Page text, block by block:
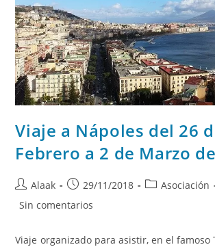
Viaje a Nápoles del 26
Febrero a 2 de Marzo
Alaak 29/11/2018
Asociación
Sin comentarios
Viaje organizado para asistir, en el famoso